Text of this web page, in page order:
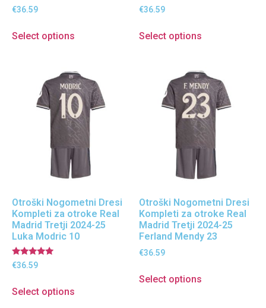
€36.59
Select options
€36.59
Select options
Otroški Nogometni Dresi
Kompleti za otroke Real
Madrid Tretji 2024-25
Luka Modric 10
Ocenjeno
5.00
€36.59
Select options
Otroški Nogometni Dresi
Kompleti za otroke Real
Madrid Tretji 2024-25
Ferland Mendy 23
€36.59
Select options